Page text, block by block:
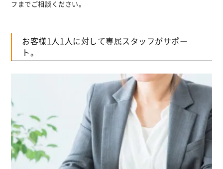
フまでご相談ください。
お客様1人1人に対して専属スタッフがサポー
ト。